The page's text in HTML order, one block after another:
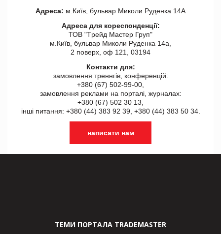
Адреса: м.Київ, бульвар Миколи Руденка 14А
Адреса для кореспонденції:
ТОВ "Tрейд Мастер Груп"
м.Київ, бульвар Миколи Руденка 14а,
2 поверх, оф 121, 03194
Контакти для:
замовлення треннгів, конференцій:
+380 (67) 502-99-00,
замовлення реклами на порталі, журналах:
+380 (67) 502 30 13,
інші питання: +380 (44) 383 92 39, +380 (44) 383 50 34.
написати нам
ТЕМИ ПОРТАЛА TRADEMASTER